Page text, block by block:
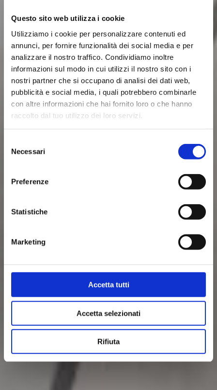
Questo sito web utilizza i cookie
Utilizziamo i cookie per personalizzare contenuti ed
annunci, per fornire funzionalità dei social media e per
analizzare il nostro traffico. Condividiamo inoltre
informazioni sul modo in cui utilizzi il nostro sito con i
nostri partner che si occupano di analisi dei dati web,
pubblicità e social media, i quali potrebbero combinarle
con altre informazioni che hai fornito loro o che hanno
raccolto dal tuo utilizzo dei loro servizi.
delNecessari
Preferenze
Statistiche
Marketing
Accetta tutti
Accetta selezionati
Rifiuta